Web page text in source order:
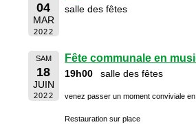
04
MAR
2022
salle des fêtes
SAM
18
JUIN
2022
Fête communale en
19h00 salle des fêtes
venez passer un moment conviviale
Restauration sur place